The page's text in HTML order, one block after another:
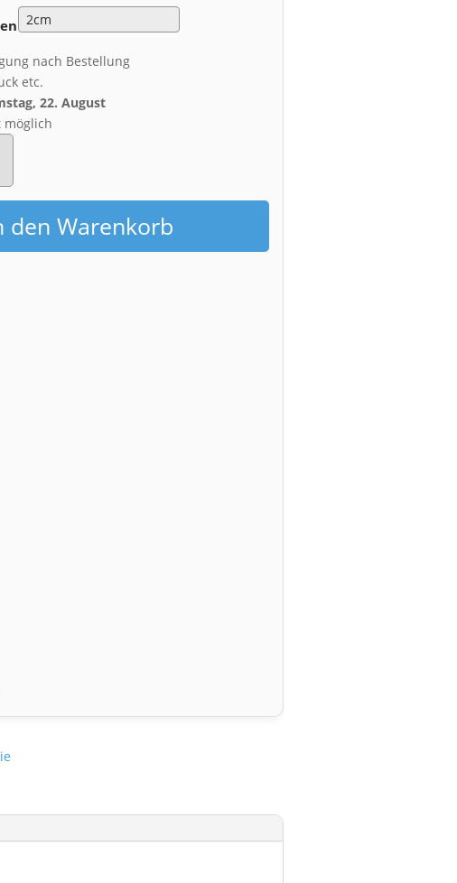
nach Bestellung
etc.
22. August
möglich
den Warenkorb